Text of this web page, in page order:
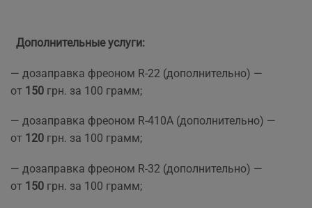
Дополнительные услуги:
— дозаправка фреоном R-22 (дополнительно) —
от 150 грн. за 100 грамм;
— дозаправка фреоном R-410A (дополнительно) —
от 120 грн. за 100 грамм;
— дозаправка фреоном R-32 (дополнительно) —
от 150 грн. за 100 грамм;